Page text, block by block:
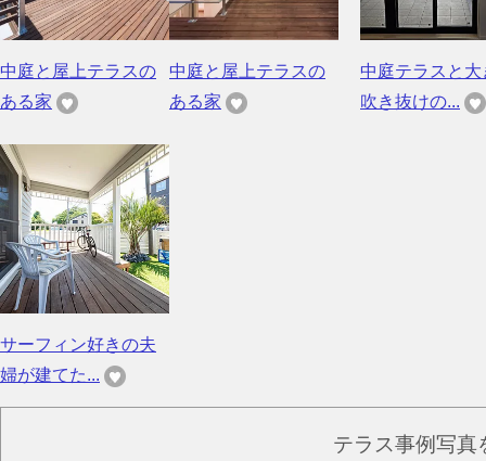
中庭と屋上テラスの
ある家
中庭と屋上テラスの
ある家
中庭テラスと大
吹き抜けの...
サーフィン好きの夫
婦が建てた...
テラス事例写真